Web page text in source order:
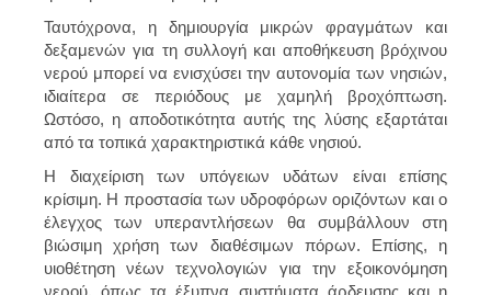
Ταυτόχρονα, η δημιουργία μικρών φραγμάτων και
δεξαμενών για τη συλλογή και αποθήκευση βρόχινου
νερού μπορεί να ενισχύσει την αυτονομία των νησιών,
ιδιαίτερα σε περιόδους με χαμηλή βροχόπτωση.
Ωστόσο, η αποδοτικότητα αυτής της λύσης εξαρτάται
από τα τοπικά χαρακτηριστικά κάθε νησιού.
Η διαχείριση των υπόγειων υδάτων είναι επίσης
κρίσιμη. Η προστασία των υδροφόρων οριζόντων και ο
έλεγχος των υπεραντλήσεων θα συμβάλλουν στη
βιώσιμη χρήση των διαθέσιμων πόρων. Επίσης, η
υιοθέτηση νέων τεχνολογιών για την εξοικονόμηση
νερού, όπως τα έξυπνα συστήματα άρδευσης και η